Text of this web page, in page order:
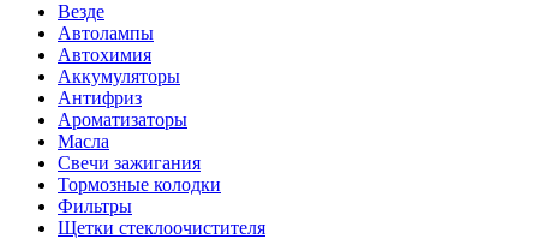
Везде
Автолампы
Автохимия
Аккумуляторы
Антифриз
Ароматизаторы
Масла
Свечи зажигания
Тормозные колодки
Фильтры
Щетки стеклоочистителя